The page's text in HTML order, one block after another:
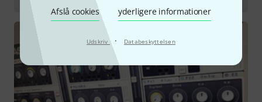
Afslå cookies yderligere informationer
Udskriv · Databeskyttelsen